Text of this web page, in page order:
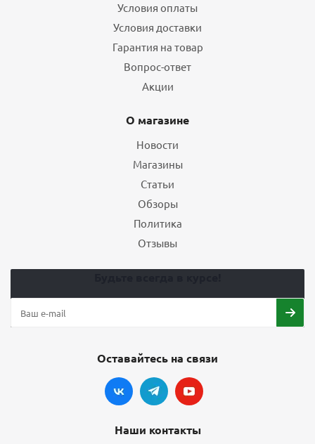
Условия оплаты
Условия доставки
Гарантия на товар
Вопрос-ответ
Акции
О магазине
Новости
Магазины
Статьи
Обзоры
Политика
Отзывы
Оставайтесь на связи
Наши контакты